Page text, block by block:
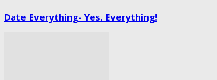
Date Everything- Yes. Everything!